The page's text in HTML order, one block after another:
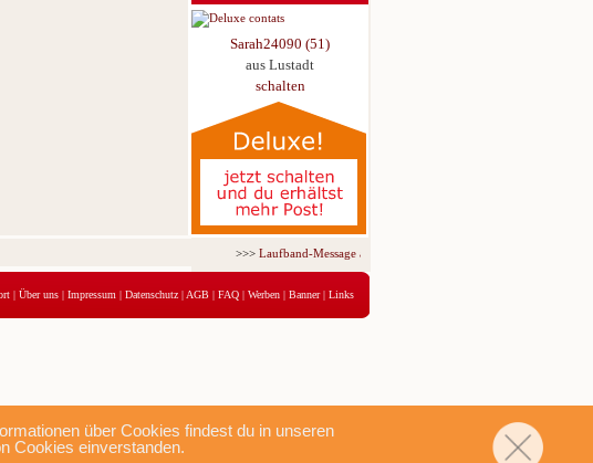
über Cookies findest du in unseren
Cookies einverstanden.
Sarah24090 (51)
aus Lustadt
schalten
>>>Laufband-Message ab nur 5,95 € für 3 Tage!
| Über uns | Impressum | Datenschutz | AGB | FAQ | Werben | Banner| Links